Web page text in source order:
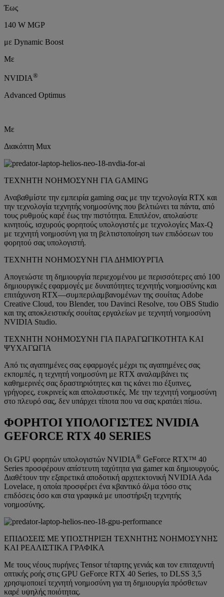
Έως
140 W MGP
με Dynamic Boost
Με
NVIDIA®
Advanced Optimus
Με
Διακόπτη Mux
ΤΕΧΝΗΤΗ ΝΟΗΜΟΣΥΝΗ ΓΙΑ GAMING
Αναβαθμίστε την εμπειρία gaming σας με την τεχνολογία RTX και
την τεχνολογία τεχνητής νοημοσύνης που βελτιώνει τα πάντα, από
τους ρυθμούς καρέ έως την πιστότητα. Επιπλέον, απολαύστε
κινητούς, ισχυρούς φορητούς υπολογιστές με τεχνολογίες Max-Q
με τεχνητή νοημοσύνη για τη βελτιστοποίηση των επιδόσεων του
φορητού σας υπολογιστή.
ΤΕΧΝΗΤΗ ΝΟΗΜΟΣΥΝΗ ΓΙΑ ΔΗΜΙΟΥΡΓΙΑ
Απογειώστε τη δημιουργία περιεχομένου με περισσότερες από 100
δημιουργικές εφαρμογές με δυνατότητες τεχνητής νοημοσύνης και
επιτάχυνση RTX—συμπεριλαμβανομένων της σουίτας Adobe
Creative Cloud, του Blender, του Davinci Resolve, του OBS Studio
και της αποκλειστικής σουίτας εργαλείων με τεχνητή νοημοσύνη
NVIDIA Studio.
ΤΕΧΝΗΤΗ ΝΟΗΜΟΣΥΝΗ ΓΙΑ ΠΑΡΑΓΩΓΙΚΟΤΗΤΑ ΚΑΙ
ΨΥΧΑΓΩΓΙΑ
Από τις αγαπημένες σας εφαρμογές μέχρι τις αγαπημένες σας
εκπομπές, η τεχνητή νοημοσύνη με RTX αναλαμβάνει τις
καθημερινές σας δραστηριότητες και τις κάνει πιο έξυπνες,
γρήγορες, ευκρινείς και απολαυστικές. Με την τεχνητή νοημοσύνη
στο πλευρό σας, δεν υπάρχει τίποτα που να σας κρατάει πίσω.
ΦΟΡΗΤΟΙ ΥΠΟΛΟΓΙΣΤΕΣ NVIDIA
GEFORCE RTX 40 SERIES
Οι GPU φορητών υπολογιστών NVIDIA® GeForce RTX™ 40
Series προσφέρουν απίστευτη ταχύτητα για gamer και δημιουργούς.
Διαθέτουν την εξαιρετικά αποδοτική αρχιτεκτονική NVIDIA Ada
Lovelace, η οποία προσφέρει ένα κβαντικό άλμα τόσο στις
επιδόσεις όσο και στα γραφικά με υποστήριξη τεχνητής
νοημοσύνης.
ΕΠΙΔΟΣΕΙΣ ΜΕ ΥΠΟΣΤΗΡΙΞΗ ΤΕΧΝΗΤΗΣ ΝΟΗΜΟΣΥΝΗΣ
ΚΑΙ ΡΕΑΛΙΣΤΙΚΑ ΓΡΑΦΙΚΑ
Με τους νέους πυρήνες Tensor τέταρτης γενιάς και τον επιταχυντή
οπτικής ροής στις GPU GeForce RTX 40 Series, το DLSS 3,5
χρησιμοποιεί τεχνητή νοημοσύνη για τη δημιουργία πρόσθετων
καρέ υψηλής ποιότητας.